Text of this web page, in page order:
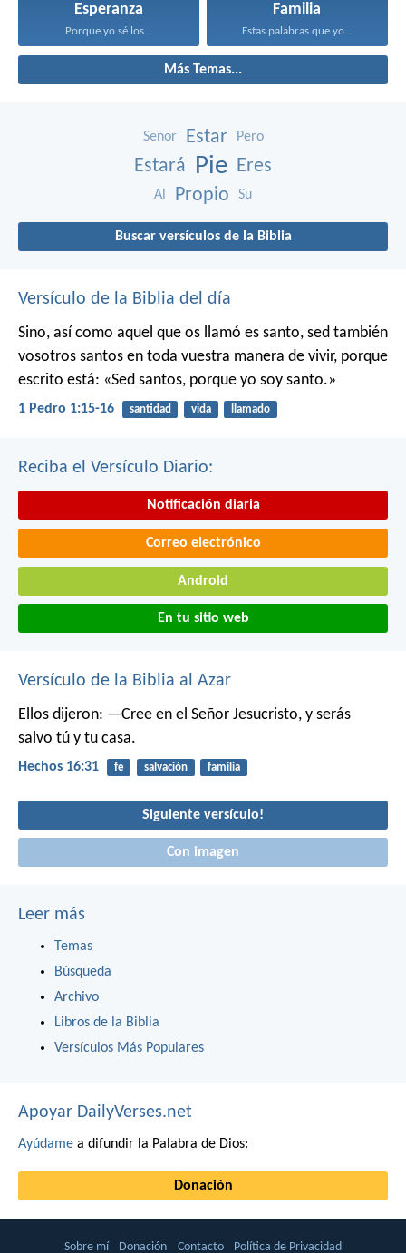
Esperanza
Porque yo sé los...
Familia
Estas palabras que yo...
Más Temas...
Señor Estar Pero
Estará Pie Eres
Al Propio Su
Buscar versículos de la Biblia
Versículo de la Biblia del día
Sino, así como aquel que os llamó es santo, sed también
vosotros santos en toda vuestra manera de vivir, porque
escrito está: «Sed santos, porque yo soy santo.»
1 Pedro 1:15-16 santidad vida llamado
Reciba el Versículo Diario:
Notificación diaria
Correo electrónico
Android
En tu sitio web
Versículo de la Biblia al Azar
Ellos dijeron: —Cree en el Señor Jesucristo, y serás
salvo tú y tu casa.
Hechos 16:31 fe salvación familia
Siguiente versículo!
Con imagen
Leer más
Temas
Búsqueda
Archivo
Libros de la Biblia
Versículos Más Populares
Apoyar DailyVerses.net
Ayúdame a difundir la Palabra de Dios:
Donación
Sobre mí Donación Contacto Política de Privacidad